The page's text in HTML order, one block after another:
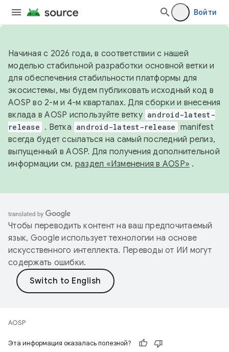
Войти
Начиная с 2026 года, в соответствии с нашей
моделью стабильной разработки основной ветки и
для обеспечения стабильности платформы для
экосистемы, мы будем публиковать исходный код в
AOSP во 2-м и 4-м кварталах. Для сборки и внесения
вклада в AOSP используйте ветку android-latest-
release . Ветка android-latest-release manifest
всегда будет ссылаться на самый последний релиз,
выпущенный в AOSP. Для получения дополнительной
информации см. раздел «Изменения в AOSP» .
Чтобы переводить контент на ваш предпочитаемый
язык, Google использует технологии на основе
искусственного интеллекта. Переводы от ИИ могут
содержать ошибки.
AOSP
Эта информация оказалась полезной?